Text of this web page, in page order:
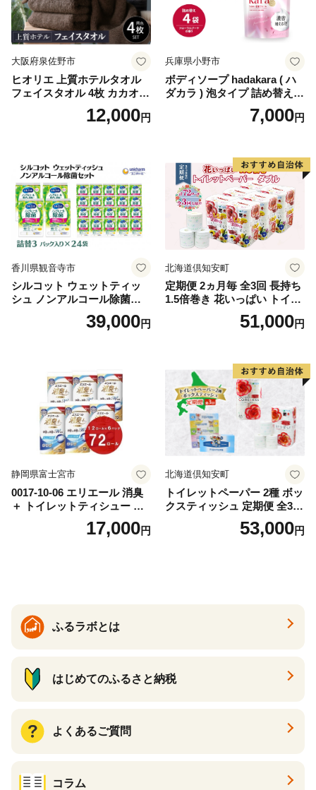
イレットペーパー [BDBH002
-1]
大阪府泉佐野市
ヒオリエ 上質ホテルタオル
フェイスタオル 4枚 カカオ
【タオル 泉州タオル 吸水 普
段使い 無地 シンプル 日用品
12,000円
兵庫県小野市
ボディソープ hadakara ( ハ
ダカラ ) 泡タイプ 詰め替え 4
40ml×4袋 ボディーソープ 泡
ボディソープ 泡 日用品 消耗
泡石鹸 石鹸 兵庫 兵庫県 小野
7,000円
香川県観音寺市
シルコット ウェットティッ
シュ ノンアルコール除菌詰
替（43枚×3P）×24袋 日用品
おもちゃ 拭き取り 手拭き 外
39,000円
北海道倶知安町
定期便 2ヵ月毎 全3回 長持ち
1.5倍巻き 花いっぱい トイレ
ットペーパー ダブル 45ｍ 計
72ロール 全18種 花柄 プリン
ー 消耗品 備蓄 送料無料 北海
道 倶知安町 日用品
51,000円
静岡県富士宮市
0017-10-06 エリエール 消臭
＋ トイレットティシュー し
っかり香るフレッシュクリア
の香り ダブル 12ロール×6パ
17,000円
北海道倶知安町
トイレットペーパー 2種 ボッ
クスティッシュ 定期便 全3
回 日本製 まとめ買い 防災
常備品 日用雑貨 消耗品 生活
53,000円
ふるラボとは
はじめてのふるさと納税
よくあるご質問
コラム